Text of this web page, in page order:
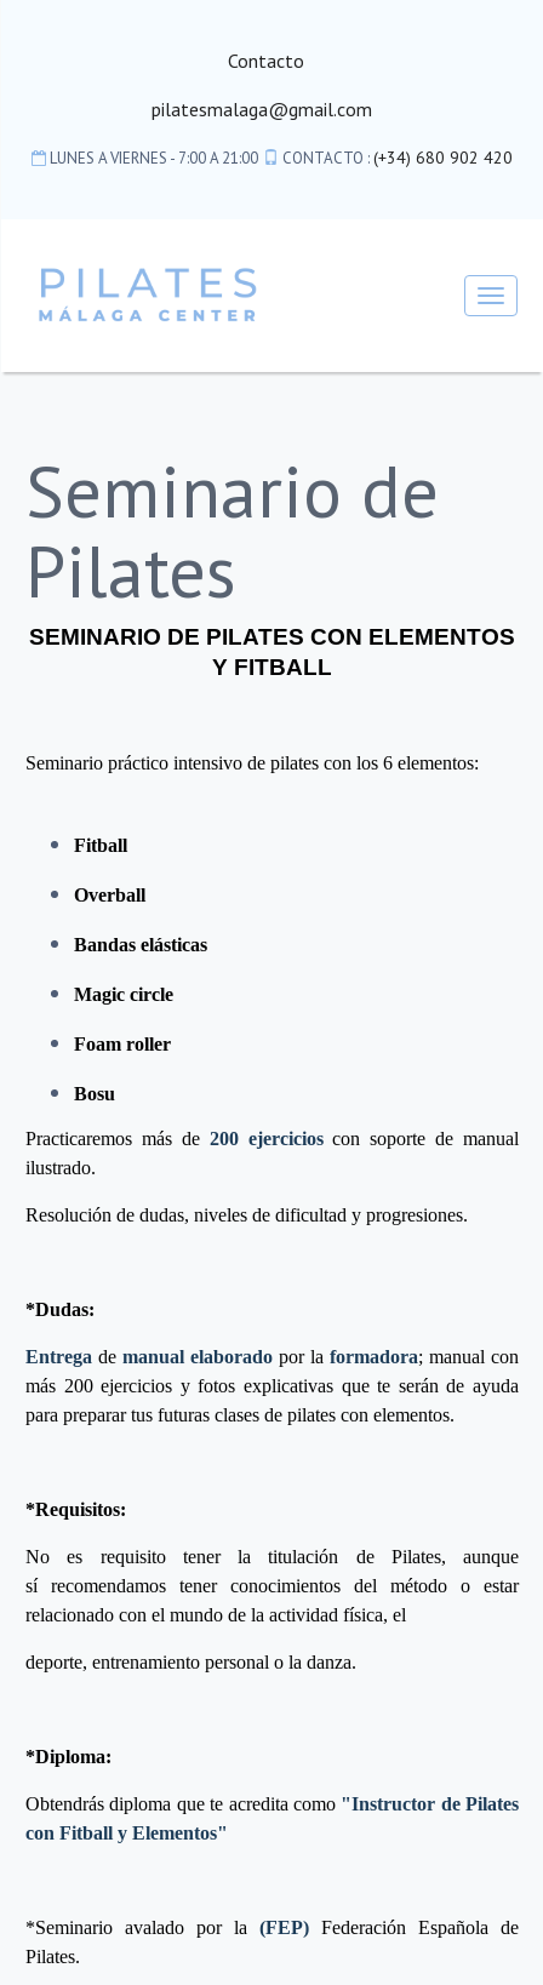
Contacto
pilatesmalaga@gmail.com
LUNES A VIERNES - 7:00 A 21:00 CONTACTO :(+34) 680 902 420
Seminario de
Pilates
SEMINARIO DE PILATES CON ELEMENTOS
Y FITBALL
Seminario práctico intensivo de pilates con los 6 elementos:
Fitball
Overball
Bandas elásticas
Magic circle
Foam roller
Bosu
Practicaremos más de 200 ejercicioscon soporte de manual
ilustrado.
Resolución de dudas, niveles de dificultad y progresiones.
*Dudas:
Entrega de manual elaborado por la formadora; manual con
más 200 ejercicios y fotos explicativas que te serán de ayuda
para preparar tus futuras clases de pilates con elementos.
*Requisitos:
No es requisito tener la titulación de Pilates, aunque
sí recomendamos tener conocimientos del método o estar
relacionado con el mundo de la actividad física, el
deporte, entrenamiento personal o la danza.
*Diploma:
Obtendrás diploma que te acredita como "Instructor de Pilates
con Fitball y Elementos"
*Seminario avalado por la (FEP) Federación Española de
Pilates.